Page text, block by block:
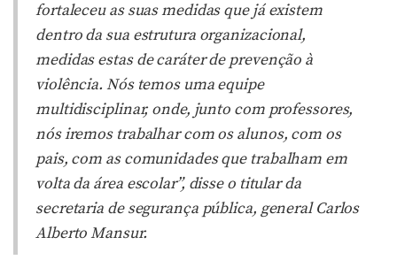
fortaleceu as suas medidas que já existem
dentro da sua estrutura organizacional,
medidas estas de caráter de prevenção à
violência. Nós temos uma equipe
multidisciplinar, onde, junto com professores,
nós iremos trabalhar com os alunos, com os
pais, com as comunidades que trabalham em
volta da área escolar”, disse o titular da
secretaria de segurança pública, general Carlos
Alberto Mansur.